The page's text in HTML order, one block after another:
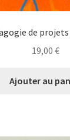
de projets
19,00 €
Ajouter au